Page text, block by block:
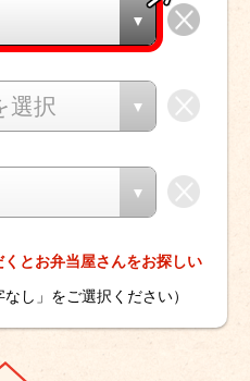
選択
とお弁当屋さんをお探しい
し」をご選択ください）